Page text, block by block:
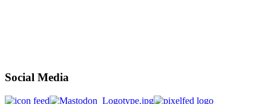
Social Media